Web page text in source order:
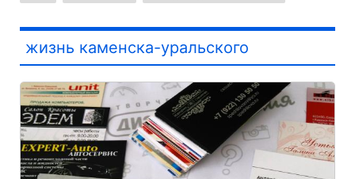
жизнь каменска-уральского